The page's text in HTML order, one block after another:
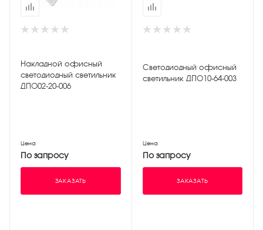
Накладной офисный
светодиодный светильник
ДПО02-20-006
Цена
По запросу
ЗАКАЗАТЬ
Светодиодный офисный
светильник ДПО10-64-003
Цена
По запросу
ЗАКАЗАТЬ